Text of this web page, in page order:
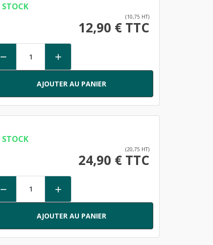
STOCK
(10,75 HT)
12,90 € TTC
 
AJOUTER AU PANIER
STOCK
(20,75 HT)
24,90 € TTC
 
AJOUTER AU PANIER